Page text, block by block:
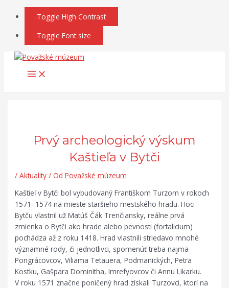
Toggle High Contrast
Toggle Font size
PreskočiťMenu
Prvý archeologický výskum
Kaštieľa v Bytči
/Aktuality / Od Považské múzeum
Kaštieľ v Bytči bol vybudovaný Františkom Turzom v rokoch
1571–1574 na mieste staršieho mestského hradu. Hoci
Bytču vlastnil už Matúš Čák Trenčiansky, reálne prvá
zmienka o Bytči ako hrade alebo pevnosti (fortalicium)
pochádza až z roku 1418. Hrad vlastnili striedavo mnohé
významné rody, či jednotlivci, spomenúť treba najmä
Pongrácovcov, Viliama Tetauera, Podmanických, Petra
Kostku, Gašpara Dominitha, Imrefyovcov či Annu Likarku.
V roku 1571 značne poničený hrad získali Turzovci, ktorí na
navigation
Search...